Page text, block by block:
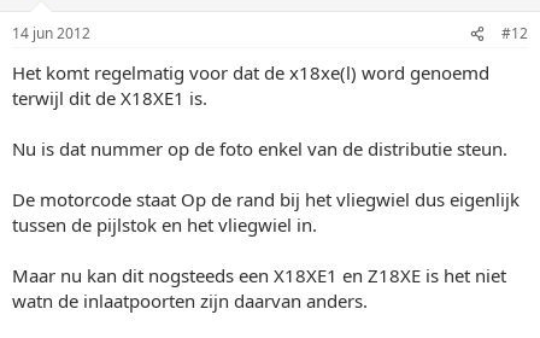
14 jun 2012 #12
Het komt regelmatig voor dat de x18xe(l) word genoemd
terwijl dit de X18XE1 is.
Nu is dat nummer op de foto enkel van de distributie steun.
De motorcode staat Op de rand bij het vliegwiel dus eigenlijk
tussen de pijlstok en het vliegwiel in.
Maar nu kan dit nogsteeds een X18XE1 en Z18XE is het niet
watn de inlaatpoorten zijn daarvan anders.